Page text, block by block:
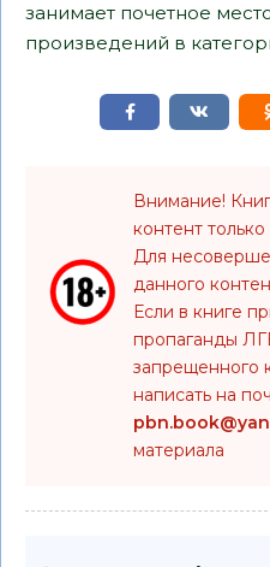
занимает почетное
произведений в
Внимание!
контент
Для
данного
Если в книге
пропаганды
запрещенного
написать на
материала